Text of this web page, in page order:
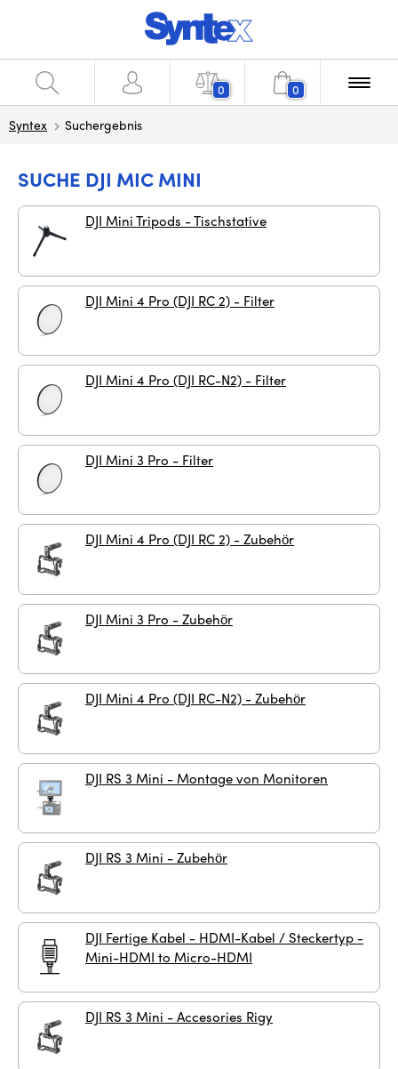
0 0
Syntex Suchergebnis
SUCHE DJI MIC MINI
DJI Mini Tripods - Tischstative
DJI Mini 4 Pro (DJI RC 2) - Filter
DJI Mini 4 Pro (DJI RC-N2) - Filter
DJI Mini 3 Pro - Filter
DJI Mini 4 Pro (DJI RC 2) - Zubehör
DJI Mini 3 Pro - Zubehör
DJI Mini 4 Pro (DJI RC-N2) - Zubehör
DJI RS 3 Mini - Montage von Monitoren
DJI RS 3 Mini - Zubehör
DJI Fertige Kabel - HDMI-Kabel / Steckertyp -
Mini-HDMI to Micro-HDMI
DJI RS 3 Mini - Accesories Rigy